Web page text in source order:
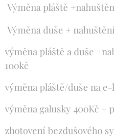
Výměna pláště
Výměna duše +
výměna pláště a duše
100kč
výměna pláště/duše na
výměna galusky 400Kč +
zhotovení bezdušového